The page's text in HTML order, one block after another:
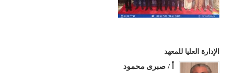
الإدارة العليا للمعهد
أ / صبرى محمود